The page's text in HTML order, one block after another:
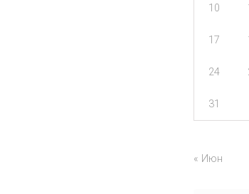
10
17
24
31
« Июн